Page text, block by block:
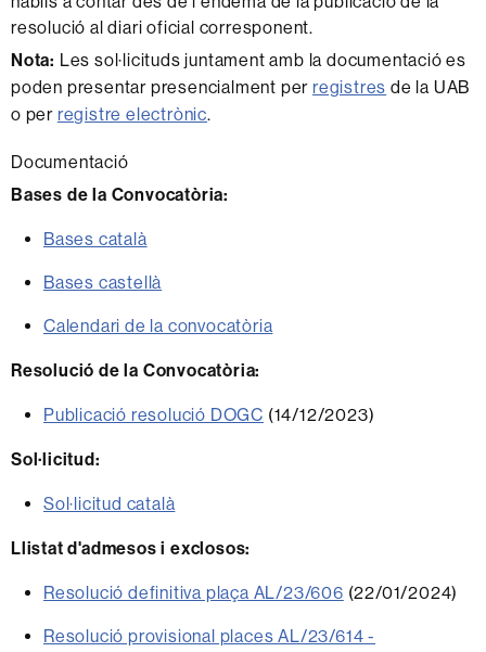
resolució al diari oficial corresponent.
Nota: Les sol·licituds juntament amb la documentació es
poden presentar presencialment perregistres de la UAB
o per registre electrònic.
Documentació
Bases de la Convocatòria:
Bases català
Bases castellà
Calendari de la convocatòria
Resolució de la Convocatòria:
Publicació resolució DOGC (14/12/2023)
Sol·licitud:
Sol·licitud català
Llistat d'admesos i exclosos:
Resolució definitiva plaça AL/23/606 (22/01/2024)
Resolució provisional places AL/23/614 -